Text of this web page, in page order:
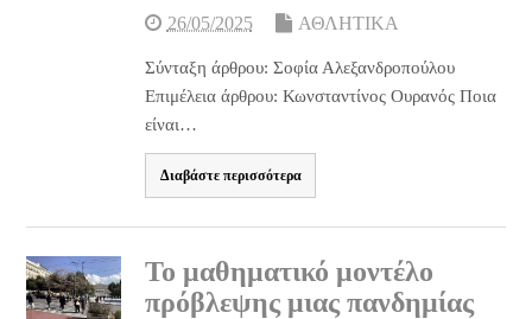
26/05/2025 ΑΘΛΗΤΙΚΑ
Σύνταξη άρθρου: Σοφία Αλεξανδροπούλου
Επιμέλεια άρθρου: Κωνσταντίνος Ουρανός Ποια
είναι…
Διαβάστε περισσότερα
Το μαθηματικό μοντέλο
πρόβλεψης μιας πανδημίας